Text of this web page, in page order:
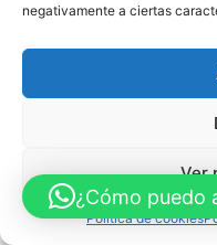
negativamente a ciertas
Ver
Política de cookies
¿Cómo puedo